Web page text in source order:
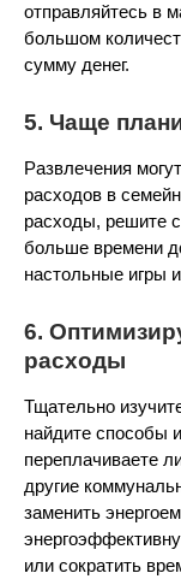
отправляйтесь в
большом
сумму денег.
5. Чаще
Развлечения
расходов в
расходы, решите
больше времени
настольные игры
6.
расходы
Тщательно
найдите способы
переплачиваете
другие
заменить
или сократить